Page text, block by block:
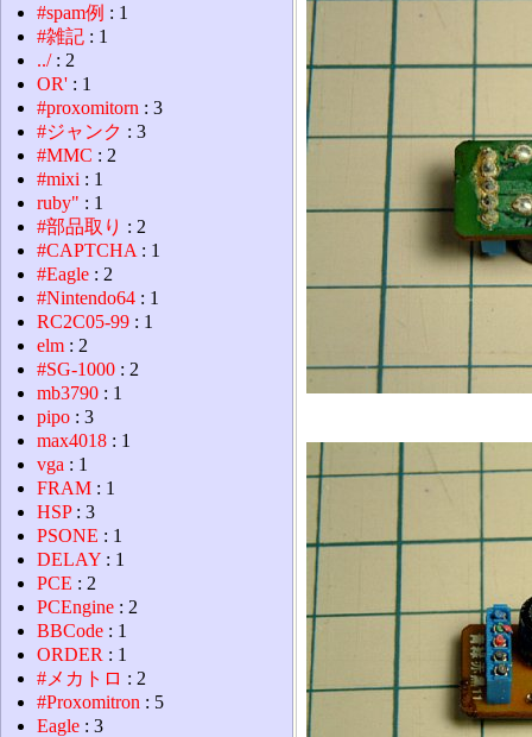
#spam例 : 1
#雑記 : 1
../: 2
OR' : 1
#proxomitorn : 3
#ジャンク : 3
#MMC : 2
#mixi : 1
ruby" : 1
#部品取り : 2
#CAPTCHA : 1
#Eagle : 2
#Nintendo64 : 1
RC2C05-99 : 1
elm : 2
#SG-1000 : 2
mb3790 : 1
pipo : 3
max4018 : 1
vga : 1
FRAM : 1
HSP: 3
PSONE : 1
DELAY : 1
PCE : 2
PCEngine : 2
BBCode : 1
ORDER : 1
#メカトロ : 2
#Proxomitron : 5
Eagle : 3